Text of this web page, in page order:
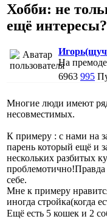
Хобби: не
ещё интересы?
На
6963 995
Многие люди имеют
несовместимых.
К примеру : с нами на
парень который ещё и
нескольких разбитых
проблемотично!Правда
себе.
Мне к примеру
иногда стройка(когда
Ещё есть 5 кошек и 2